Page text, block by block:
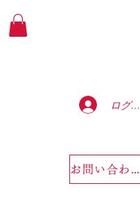
ログイ
お問い合わせ